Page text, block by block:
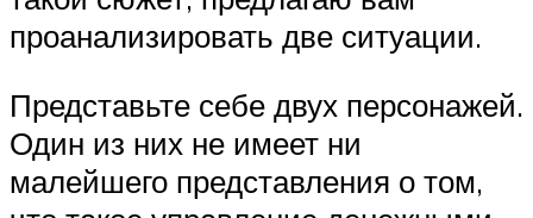
проанализировать две ситуации.
Представьте себе двух персонажей.
Один из них не имеет ни
малейшего представления о том,